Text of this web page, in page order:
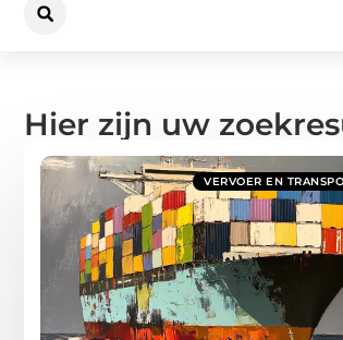
Hier zijn uw
VERVOER EN